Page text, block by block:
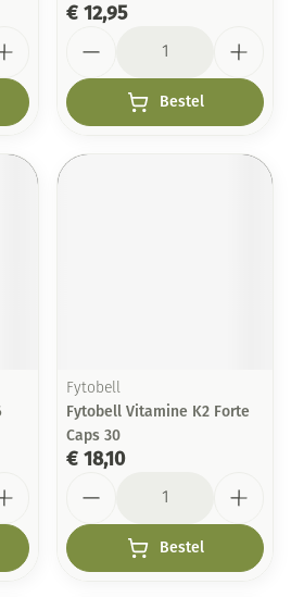
€ 12,95
Bestel
Fytobell
Fytobell Vitamine K2 Forte
Caps 30
€ 18,10
Bestel